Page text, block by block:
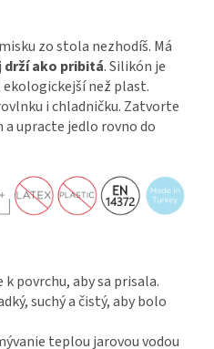
zo stola nezhodíš. Má
drží ako pribitá. Silikón je
ekologickejší než plast.
i chladničku. Zatvorte
upracte jedlo rovno do
povrchu, aby sa prisala.
suchý a čistý, aby bolo
teplou jarovou vodou